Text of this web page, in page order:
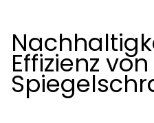
Effizienz von